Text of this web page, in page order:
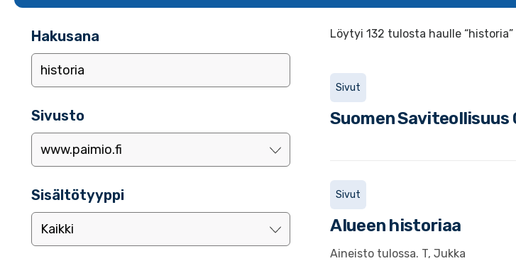
Hakusana
Sivusto
Sisältötyyppi
Löytyi 132 tulosta haulle “historia”
Sivut
Suomen Saviteollisuus
Sivut
Alueen historiaa
Aineisto tulossa. T, Jukka